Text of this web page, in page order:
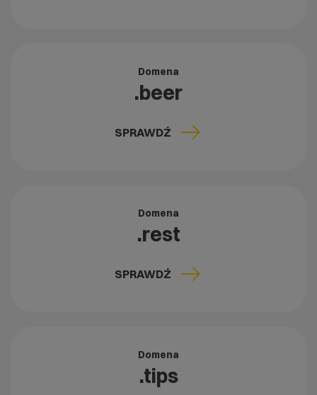
Domena
.beer
SPRAWDŹ
Domena
.rest
SPRAWDŹ
Domena
.tips